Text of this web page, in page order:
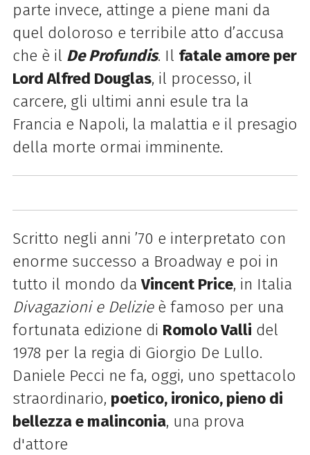
parte invece, attinge a piene mani da
quel doloroso e terribile atto d’accusa
che è il De Profundis. Il fatale amore per
Lord Alfred Douglas, il processo, il
carcere, gli ultimi anni esule tra la
Francia e Napoli, la malattia e il presagio
della morte ormai imminente.
Scritto negli anni ’70 e interpretato con
enorme successo a Broadway e poi in
tutto il mondo daVincent Price, in Italia
Divagazioni e Delizieè famoso per una
fortunata edizione di Romolo Valli del
1978 per la regia di Giorgio De Lullo.
Daniele Pecci ne fa, oggi, uno spettacolo
straordinario, poetico, ironico, pieno di
bellezza e malinconia, una prova
d'attore